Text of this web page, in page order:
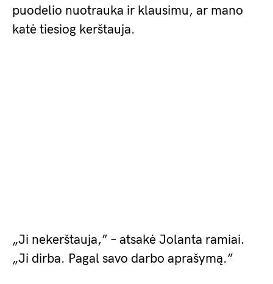
puodelio nuotrauka ir klausimu, ar mano
katė tiesiog kerštauja.
„Ji nekerštauja,” – atsakė Jolanta ramiai.
„Ji dirba. Pagal savo darbo aprašymą.”